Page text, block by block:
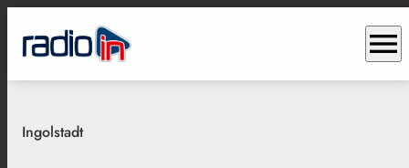
menu
Ingolstadt